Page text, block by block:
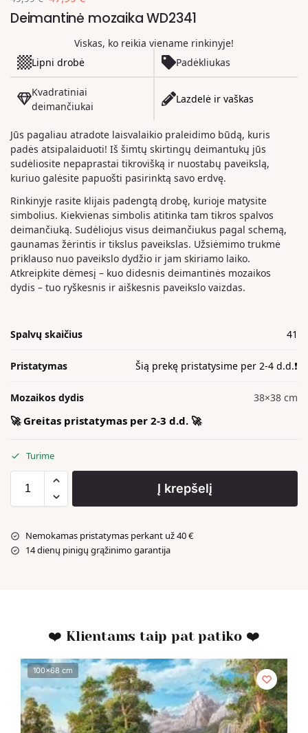
Deimantinė mozaika WD2341
Viskas, ko reikia viename rinkinyje!
Lipni drobė
Padėkliukas
Kvadratiniai
deimančiukai
Lazdelė ir vaškas
Jūs pagaliau atradote laisvalaikio praleidimo būdą, kuris
padės atsipalaiduoti! Iš šimtų skirtingų deimantukų jūs
sudėliosite nepaprastai tikrovišką ir nuostabų paveikslą,
kuriuo galėsite papuošti pasirinktą savo erdvę.
Rinkinyje rasite klijais padengtą drobę, kurioje matysite
simbolius. Kiekvienas simbolis atitinka tam tikros spalvos
deimančiuką. Sudėliojus visus deimančiukus pagal schemą,
gaunamas žėrintis ir tikslus paveikslas. Užsiėmimo trukmė
priklauso nuo paveikslo dydžio ir jam skiriamo laiko.
Atkreipkite dėmesį – kuo didesnis deimantinės mozaikos
dydis – tuo ryškesnis ir aiškesnis paveikslo vaizdas.
Spalvų skaičius 41
Pristatymas Šią prekę pristatysime per 2-4 d.d.❗️
Mozaikos dydis 38×38 cm
🚀 Greitas pristatymas per 2-3 d.d. 🚀
Turime
Į krepšelį
Nemokamas pristatymas perkant už 40 €
14 dienų pinigų grąžinimo garantija
❤️ Klientams taip pat patiko ❤️
100x68 cm